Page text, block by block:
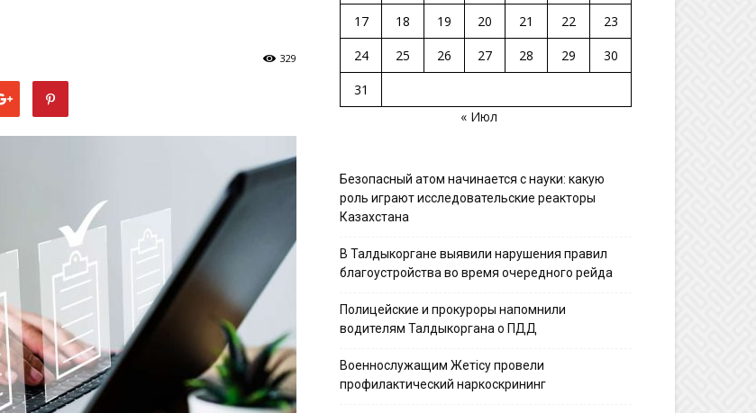
329
17
18 19 20 21 22
23
24
25 26 27 28 29
30
31
« Июл
Безопасный атом начинается с науки: какую
роль играют исследовательские реакторы
Казахстана
В Талдыкоргане выявили нарушения правил
благоустройства во время очередного рейда
Полицейские и прокуроры напомнили
водителям Талдыкоргана о ПДД
Военнослужащим Жетісу провели
профилактический наркоскрининг